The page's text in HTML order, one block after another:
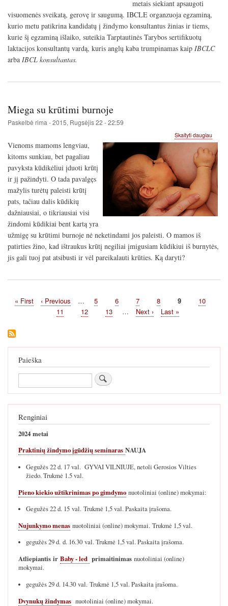
metais siekiant apsaugoti
visuomenės sveikatą, gerovę ir saugumą. IBCLE organzuoja egzaminą,
kurio metu patikrina kandidatų į žindymo konsultantus žinias ir tiems,
kurie šį egzaminą išlaiko, suteikia Tarptautinės Tarybos sertifikuotų
laktacijos konsultantų vardą, kuris anglų kaba trumpinamas kaip IBCLC
arba IBCL konsultantas.
Miega su krūtimi burnoje
Paskelbė rima -2015, Rugsėjis 22 - 22:59
Skaityti daugiauapie
Miega
su
krūtimi
Vienoms mamoms lengviau,
kitoms sunkiau, bet pagaliau
pavyksta kūdikėliui įduoti krūtį
ir jį pažindyti. O tada pavalgęs
mažylis turėtų paleisti krūtį
pats, tačiau dalis kūdikių
dažniausiai, o tikriausiai visi
žindomi kūdikiai bent kartą yra
užmigę su krūtimi burnoje nė neketindami jos paleisti. O mamos iš
patirties žino, kad ištraukus krūtį negiliai įmigusiam kūdikiui iš burnytės,
jis gali tuoj pat atsibusti ir vėl pareikalauti krūties. Ką daryti?
Pagination
First
« First
Previous
‹ Previous … Page
5 Page
6 Page
7 Page
8
Current
page
9 Page
10
Page
11 Page
12 Page
13 …
Next
Next ›
Last
Last »
Paieška
Paieška
Renginiai
2024 metai
Praktinių žindymo įgūdžių seminaras NAUJA
Gegužės 22 d. 17 val. GYVAI VILNIUJE, netoli Gerosios Vilties
žiedo. Trukmė 1.5 val.
Pieno kiekio užtikrinimas po gimdymo nuotoliniai (online) mokymai:
Gegužės 22 d. 15 val. Trukmė 1,5 val. Paskaita įrašoma.
Nujunkymo menas nuotoliniai (online) mokymai. Trukmė 1,5 val.
gegužės 29 d. d. 16.30 val. Trukmė 1,5 val. Paskaita įrašoma.
Atliepiantis ir Baby - led primaitinimas nuotoliniai (online)
mokymai.
gegužės 29 d. 14.30 val. Trukmė 1,5 val. Paskaita įrašoma.
Dvynukų žindymas nuotoliniai (online) mokymai.